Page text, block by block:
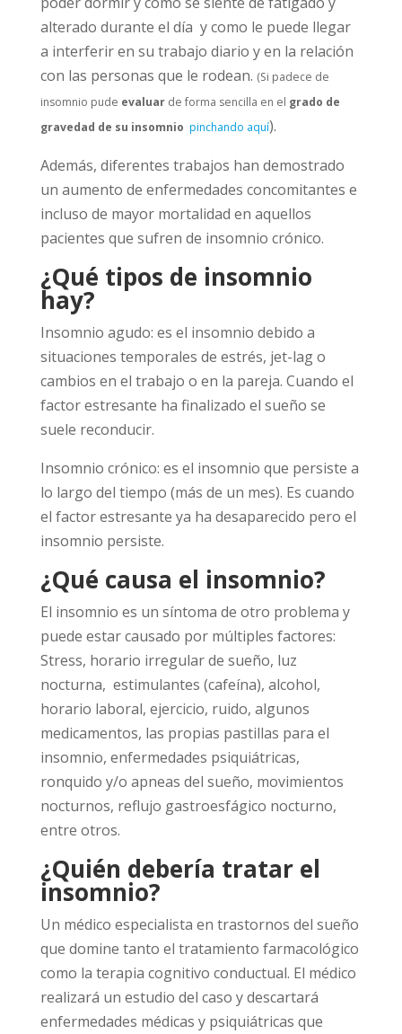
alterado durante el día y como le puede llegar
a interferir en su trabajo diario y en la relación
con las personas que le rodean. (Si padece de
insomnio pude evaluarde forma sencilla en el grado de
gravedad de su insomnio pinchando aquí).
Además, diferentes trabajos han demostrado
un aumento de enfermedades concomitantes e
incluso de mayor mortalidad en aquellos
pacientes que sufren de insomnio crónico.
¿Qué tipos de insomnio
hay?
Insomnio agudo: es el insomnio debido a
situaciones temporales de estrés, jet-lag o
cambios en el trabajo o en la pareja. Cuando el
factor estresante ha finalizado el sueño se
suele reconducir.
Insomnio crónico: es el insomnio que persiste a
lo largo del tiempo (más de un mes). Es cuando
el factor estresante ya ha desaparecido pero el
insomnio persiste.
¿Qué causa el insomnio?
El insomnio es un síntoma de otro problema y
puede estar causado por múltiples factores:
Stress, horario irregular de sueño, luz
nocturna, estimulantes (cafeína), alcohol,
horario laboral, ejercicio, ruido, algunos
medicamentos, las propias pastillas para el
insomnio, enfermedades psiquiátricas,
ronquido y/o apneas del sueño, movimientos
nocturnos, reflujo gastroesfágico nocturno,
entre otros.
¿Quién debería tratar el
insomnio?
Un médico especialista en trastornos del sueño
que domine tanto el tratamiento farmacológico
como la terapia cognitivo conductual. El médico
realizará un estudio del caso y descartará
enfermedades médicas y psiquiátricas que